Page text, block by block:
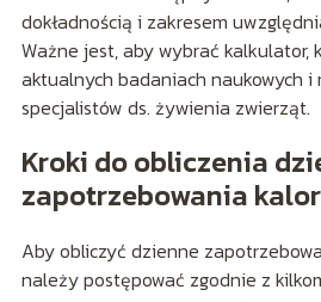
dokładnością i zakresem
Ważne jest, aby wybrać kalkulator,
aktualnych badaniach naukowych i
specjalistów ds. żywienia zwierząt.
Kroki do obliczenia
zapotrzebowania
Aby obliczyć dzienne
należy postępować zgodnie z